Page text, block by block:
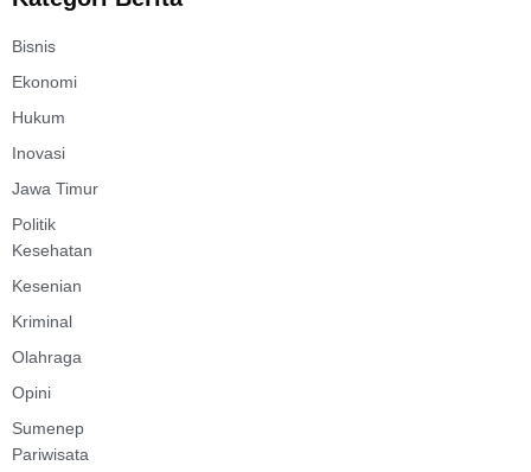
Bisnis
Ekonomi
Hukum
Inovasi
Jawa Timur
Politik
Kesehatan
Kesenian
Kriminal
Olahraga
Opini
Sumenep
Pariwisata